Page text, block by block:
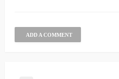
ADD A COMMENT